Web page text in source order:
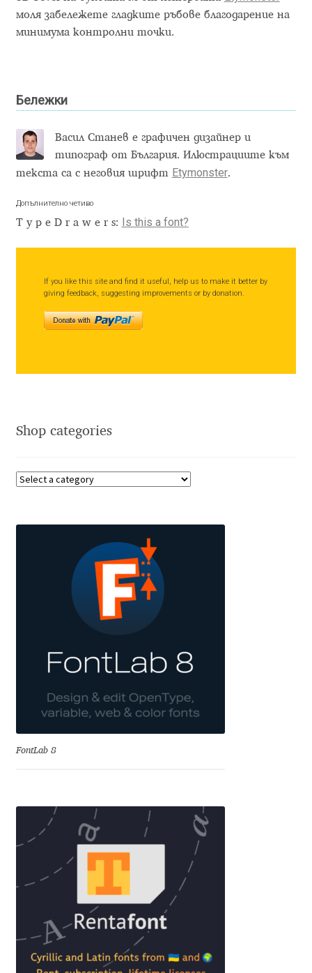
Benjamin Critton
Berton Hasebe
Bohdan Hdal
Boris Garic
Botio Nikoltchev
Carrois Type Design
Charles Borges de Oliveira
Chris Simpkins
Christian Schwartz
Chuck Masterson
Cosimo Pancini
Cristian Tournier
Cyril Mikhailov
Dalton Maag
Dastan Miraj
Dave Crossland
Dave Rowland
David Březina
David Jonathan Ross
моля забележете гладките ръбове благодарение на
минимума контролни точки.
Бележки
Васил Станев е графичен дизайнер и
типограф от България. Илюстрациите към
текста са с неговия шрифт Etymonster.
Допълнително четиво
TypeDrawer s: Is this a font?
If you like this site and find it useful, help us to make it better by
giving feedback, suggesting improvements or by donation.
Shop categories
FontLab 8